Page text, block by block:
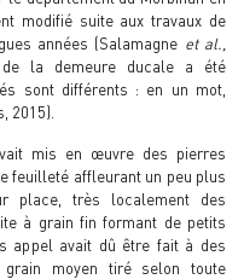
modifié suite aux travaux de
années (Salamagne et al.,
la demeure ducale a été
sont différents : en un mot,
2015).
mis en œuvre des pierres
feuilleté affleurant un peu plus
place, très localement des
à grain fin formant de petits
appel avait dû être fait à des
moyen tiré selon toute